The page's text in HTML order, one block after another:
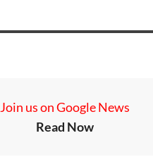
Join us on Google News
Read Now